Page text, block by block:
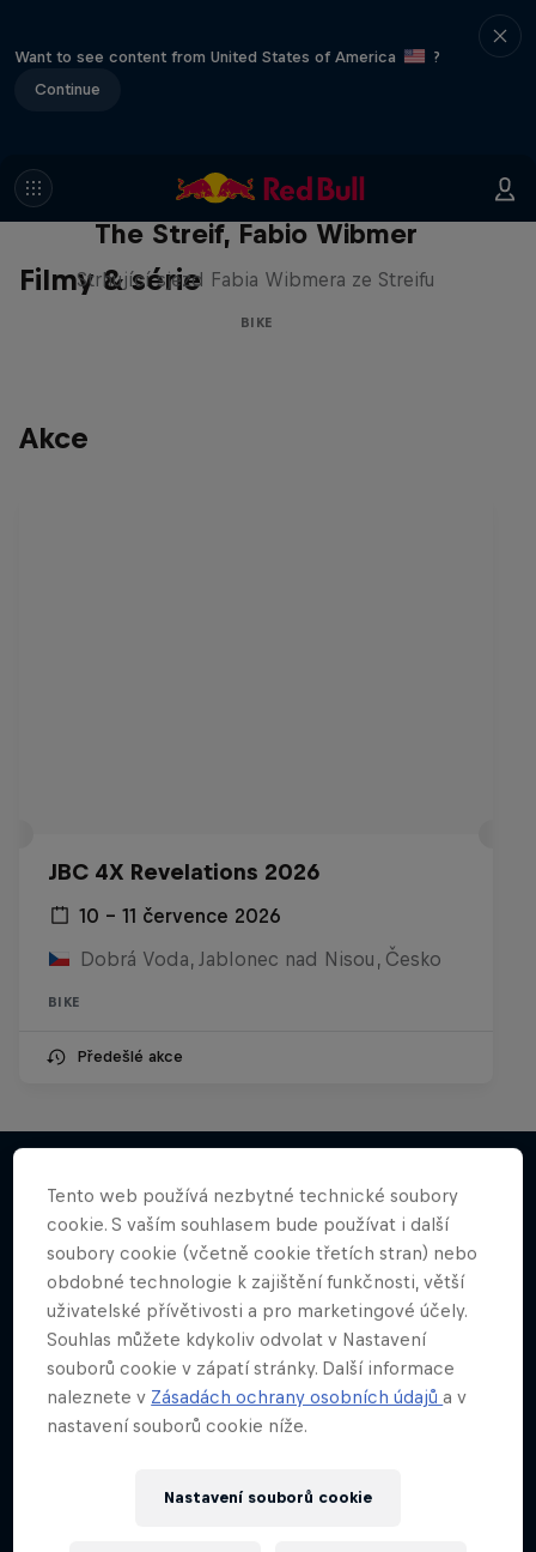
Want to see content from United States of America
?
Continue
Filmy & série
The Streif, Fabio Wibmer
Strhující sjezd Fabia Wibmera ze Streifu
BIKE
Akce
JBC 4X Revelations 2026
10 – 11 července 2026
Dobrá Voda, Jablonec nad Nisou, Česko
BIKE
Předešlé akce
Něco podobného?
Tento web používá nezbytné technické soubory
cookie. S vaším souhlasem bude používat i další
soubory cookie (včetně cookie třetích stran) nebo
obdobné technologie k zajištění funkčnosti, větší
uživatelské přívětivosti a pro marketingové účely.
Souhlas můžete kdykoliv odvolat v Nastavení
souborů cookie v zápatí stránky. Další informace
naleznete v Zásadách ochrany osobních údajůa v
nastavení souborů cookie níže.
Nastavení souborů cookie